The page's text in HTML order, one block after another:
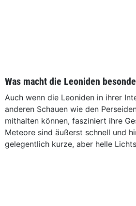
Was macht die Leoniden
Auch wenn die Leoniden in ihrer
anderen Schauen wie den
mithalten können, fasziniert ihre
Meteore sind äußerst schnell und
gelegentlich kurze, aber helle